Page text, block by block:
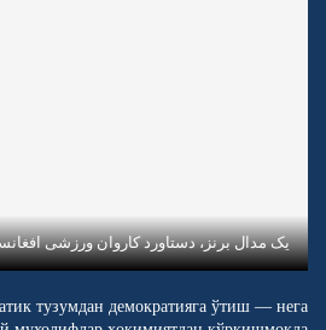
یک مدال برنز، دستاورد کاروان ورزشی افغانستان در
тузумдан демократияга ўтиш — нега